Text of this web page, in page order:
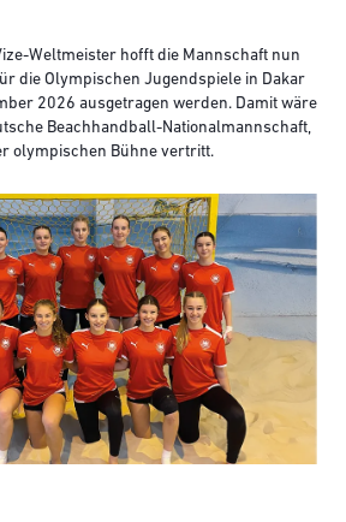
Weltmeister hofft die Mannschaft nun
die Olympischen Jugendspiele in Dakar
2026 ausgetragen werden. Damit wäre
Beachhandball-Nationalmannschaft,
olympischen Bühne vertritt.